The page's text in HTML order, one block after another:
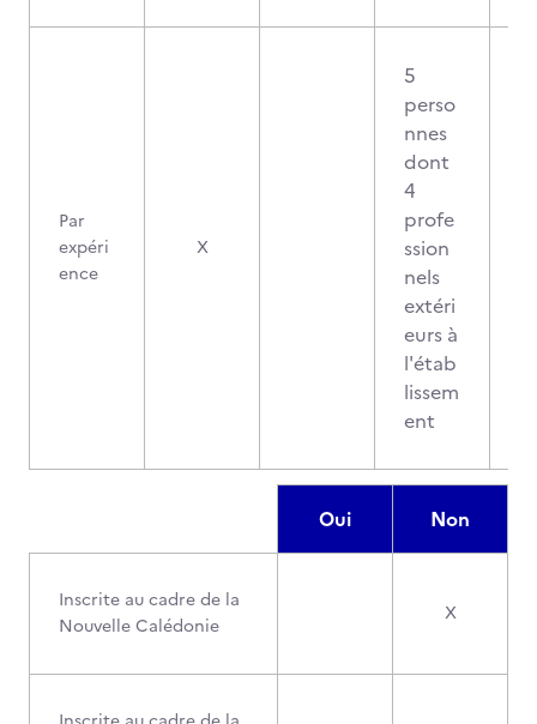
Par
expéri
ence
X
5
perso
nnes
dont
4
profe
ssion
nels
extéri
eurs à
l'étab
lissem
ent
Oui Non
Inscrite au cadre de la
Nouvelle Calédonie
X